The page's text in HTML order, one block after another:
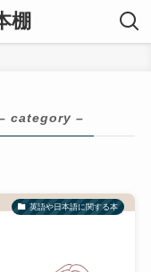
棚
category –
英語や日本語に関する本